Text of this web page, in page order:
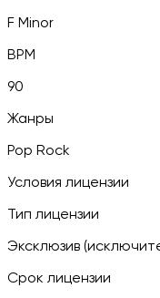
F Minor
BPM
90
Жанры
Pop Rock
Условия лицензии
Тип лицензии
Эксклюзив
Срок лицензии